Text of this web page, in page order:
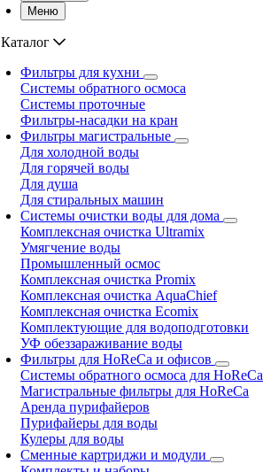
Меню
Каталог
Фильтры для кухни
Системы обратного осмоса
Системы проточные
Фильтры-насадки на кран
Фильтры магистральные
Для холодной воды
Для горячей воды
Для душа
Для стиральных машин
Системы очистки воды для дома
Комплексная очистка Ultramix
Умягчение воды
Промышленный осмос
Комплексная очистка Promix
Комплексная очистка AquaChief
Комплексная очистка Ecomix
Комплектующие для водоподготовки
УФ обеззараживание воды
Фильтры для HoReCa и офисов
Системы обратного осмоса для HoReCa
Магистральные фильтры для HoReCa
Аренда пурифайеров
Пурифайеры для воды
Кулеры для воды
Сменные картриджи и модули